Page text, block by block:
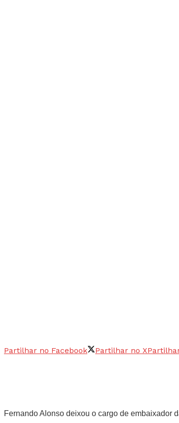
Partilhar no Facebook Partilhar no X
Fernando Alonso deixou o cargo de embaixador